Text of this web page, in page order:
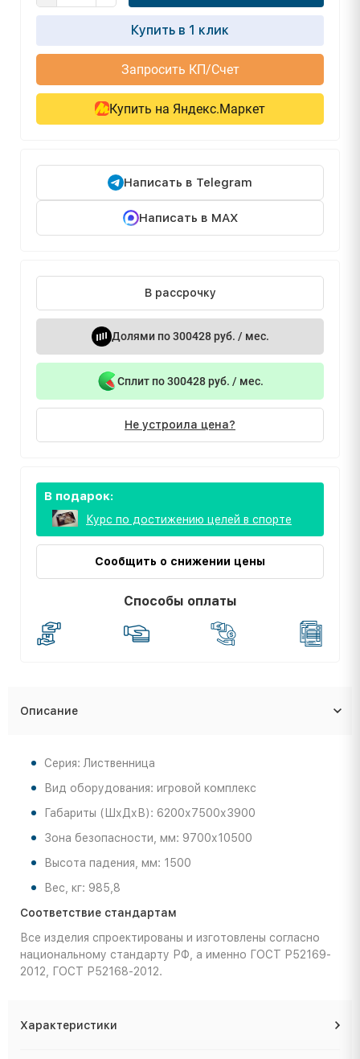
Купить в 1 клик
Запросить КП/Счет
Купить на Яндекс.Маркет
Написать в Telegram
Написать в MAX
В рассрочку
Долями по 300428 руб. / мес.
Сплит по 300428 руб. / мес.
Не устроила цена?
В подарок:
Курс по достижению целей в спорте
Сообщить о снижении цены
Способы оплаты
Описание
Серия: Лиственница
Вид оборудования: игровой комплекс
Габариты (ШхДхВ): 6200х7500х3900
Зона безопасности, мм: 9700х10500
Высота падения, мм: 1500
Вес, кг: 985,8
Соответствие стандартам
Все изделия спроектированы и изготовлены согласно
национальному стандарту РФ, а именно ГОСТ Р52169-
2012, ГОСТ Р52168-2012.
Характеристики